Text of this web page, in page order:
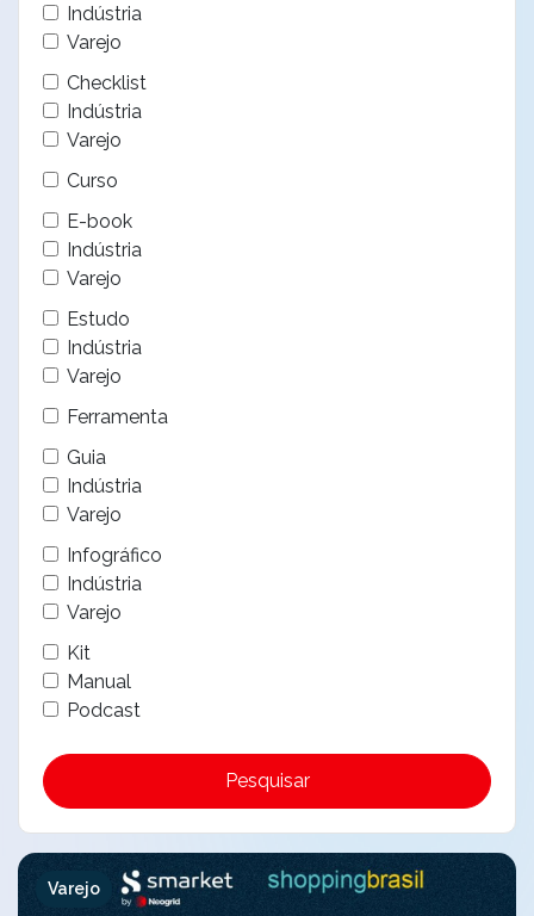
Indústria
Varejo
Checklist
Indústria
Varejo
Curso
E-book
Indústria
Varejo
Estudo
Indústria
Varejo
Ferramenta
Guia
Indústria
Varejo
Infográfico
Indústria
Varejo
Kit
Manual
Podcast
Pesquisar
Varejo